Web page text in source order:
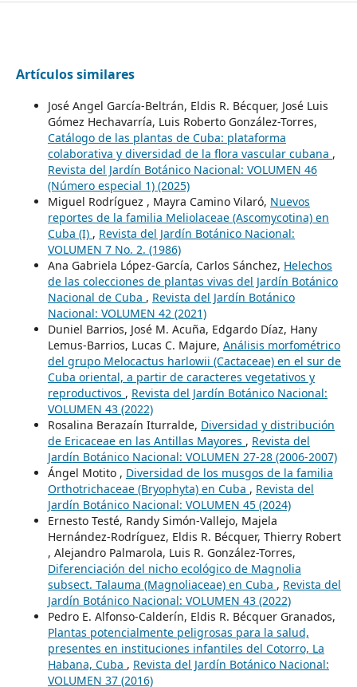
Artículos similares
José Angel García-Beltrán, Eldis R. Bécquer, José Luis
Gómez Hechavarría, Luis Roberto González-Torres,
Catálogo de las plantas de Cuba: plataforma
colaborativa y diversidad de la flora vascular cubana ,
Revista del Jardín Botánico Nacional: VOLUMEN 46
(Número especial 1) (2025)
Miguel Rodríguez , Mayra Camino Vilaró, Nuevos
reportes de la familia Meliolaceae (Ascomycotina) en
Cuba (I) , Revista del Jardín Botánico Nacional:
VOLUMEN 7 No. 2. (1986)
Ana Gabriela López-García, Carlos Sánchez, Helechos
de las colecciones de plantas vivas del Jardín Botánico
Nacional de Cuba , Revista del Jardín Botánico
Nacional: VOLUMEN 42 (2021)
Duniel Barrios, José M. Acuña, Edgardo Díaz, Hany
Lemus-Barrios, Lucas C. Majure, Análisis morfométrico
del grupo Melocactus harlowii (Cactaceae) en el sur de
Cuba oriental, a partir de caracteres vegetativos y
reproductivos , Revista del Jardín Botánico Nacional:
VOLUMEN 43 (2022)
Rosalina Berazaín Iturralde, Diversidad y distribución
de Ericaceae en las Antillas Mayores , Revista del
Jardín Botánico Nacional: VOLUMEN 27-28 (2006-2007)
Ángel Motito , Diversidad de los musgos de la familia
Orthotrichaceae (Bryophyta) en Cuba , Revista del
Jardín Botánico Nacional: VOLUMEN 45 (2024)
Ernesto Testé, Randy Simón-Vallejo, Majela
Hernández-Rodríguez, Eldis R. Bécquer, Thierry Robert
, Alejandro Palmarola, Luis R. González-Torres,
Diferenciación del nicho ecológico de Magnolia
subsect. Talauma (Magnoliaceae) en Cuba , Revista del
Jardín Botánico Nacional: VOLUMEN 43 (2022)
Pedro E. Alfonso-Calderín, Eldis R. Bécquer Granados,
Plantas potencialmente peligrosas para la salud,
presentes en instituciones infantiles del Cotorro, La
Habana, Cuba , Revista del Jardín Botánico Nacional:
VOLUMEN 37 (2016)